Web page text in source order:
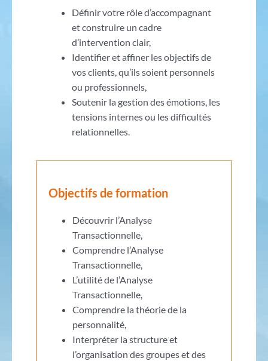
Définir votre rôle d’accompagnant
et construire un cadre
d’intervention clair,
Identifier et affiner les objectifs de
vos clients, qu’ils soient personnels
ou professionnels,
Soutenir la gestion des émotions, les
tensions internes ou les difficultés
relationnelles.
Objectifs de formation
Découvrir l’Analyse
Transactionnelle,
Comprendre l’Analyse
Transactionnelle,
L’utilité de l’Analyse
Transactionnelle,
Comprendre la théorie de la
personnalité,
Interpréter la structure et
l’organisation des groupes et des